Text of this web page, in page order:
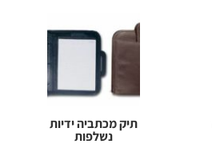
תיק מכתביה ידיות
נשלפות